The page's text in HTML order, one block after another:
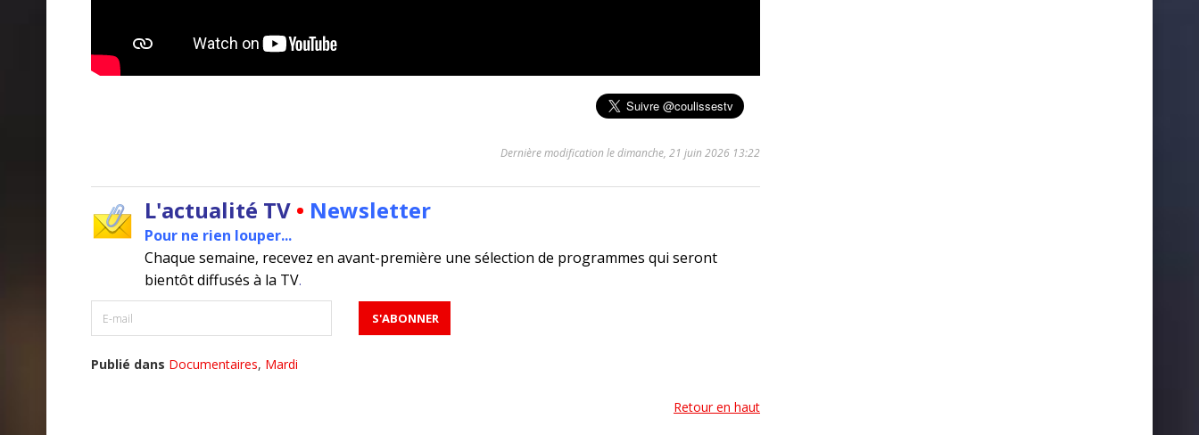
Dernière modification le dimanche, 21 juin 2026 13:22
L'actualité TV • Newsletter
Pour ne rien louper...
Chaque semaine, recevez en avant-première une sélection de programmes qui seront
bientôt diffusés à la TV.
Publié dans Documentaires, Mardi
Retour en haut